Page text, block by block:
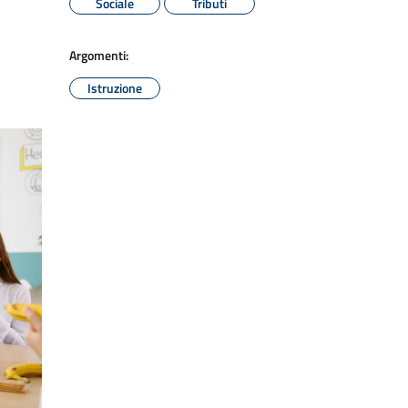
Argomenti:
Istruzione